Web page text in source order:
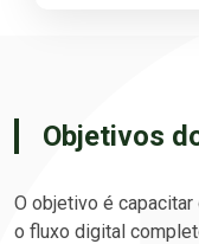
Objetivos
O objetivo é
o fluxo digital